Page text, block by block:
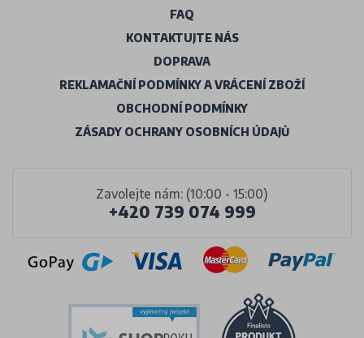
Zavolejte nám: (10:00 - 15:00)
+420 739 074 999
FAQ
KONTAKTUJTE NÁS
DOPRAVA
REKLAMAČNÍ PODMÍNKY A VRÁCENÍ ZBOŽÍ
OBCHODNÍ PODMÍNKY
ZÁSADY OCHRANY OSOBNÍCH ÚDAJŮ